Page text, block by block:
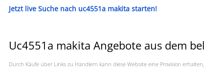
Jetzt live Suche nach uc4551a makita starten!
Uc4551a makita Angebote aus dem
Durch Käufe über Links zu Händlern kann diese Website eine Provision